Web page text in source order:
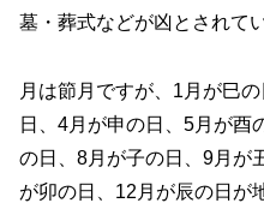
墓・葬式などが凶とされて
月は節月ですが、1月が巳
日、4月が申の日、5月が酉
の日、8月が子の日、9月が
が卯の日、12月が辰の日が